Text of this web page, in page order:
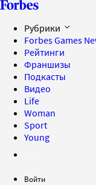
Рубрики
Forbes Games
Рейтинги
Франшизы
Подкасты
Видео
Life
Woman
Sport
Young
Войти